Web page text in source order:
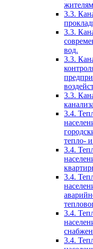
3.3.
3.3.
вод.
3.3.
3.3.
3.4.
тепло-
3.4.
3.4.
3.4.
3.4.